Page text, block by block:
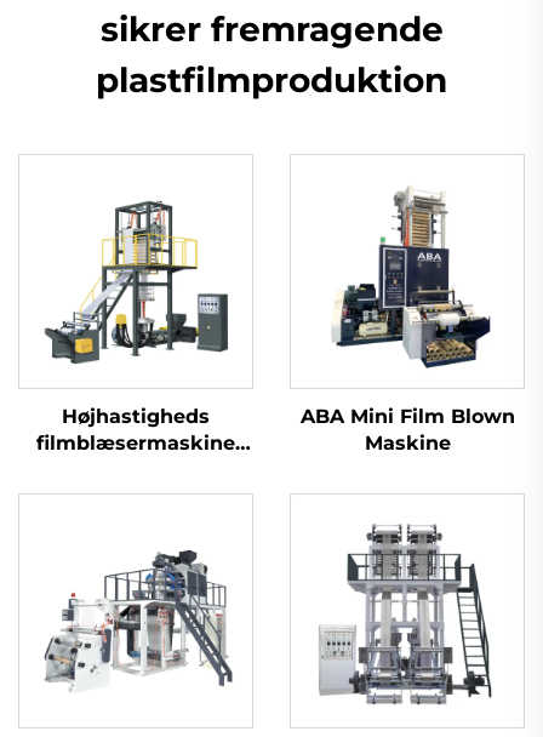
sikrer fremragende
plastfilmproduktion
Højhastigheds
filmblæsermaskine
ABA Mini Film Blown
Maskine